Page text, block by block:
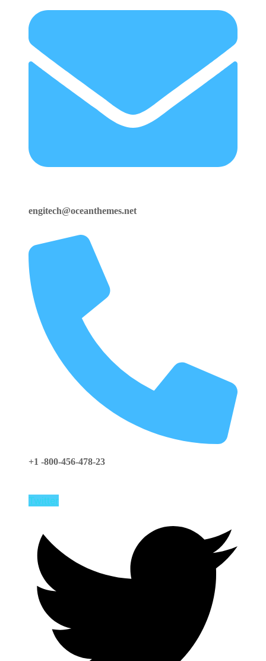
engitech@oceanthemes.net
+1 -800-456-478-23
Twitter